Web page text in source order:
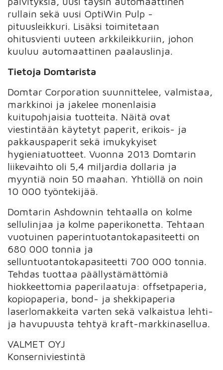
rullain sekä uusi OptiWin Pulp -
pituusleikkuri. Lisäksi toimitetaan
ohitusvienti uuteen arkkileikkuriin, johon
kuuluu automaattinen paalauslinja.
Tietoja Domtarista
Domtar Corporation suunnittelee, valmistaa,
markkinoi ja jakelee monenlaisia
kuitupohjaisia tuotteita. Näitä ovat
viestintään käytetyt paperit, erikois- ja
pakkauspaperit sekä imukykyiset
hygieniatuotteet. Vuonna 2013 Domtarin
liikevaihto oli 5,4 miljardia dollaria ja
myyntiä noin 50 maahan. Yhtiöllä on noin
10 000 työntekijää.
Domtarin Ashdownin tehtaalla on kolme
sellulinjaa ja kolme paperikonetta. Tehtaan
vuotuinen paperintuotantokapasiteetti on
680 000 tonnia ja
selluntuotantokapasiteetti 700 000 tonnia.
Tehdas tuottaa päällystämättömiä
hiokkeettomia paperilaatuja: offsetpaperia,
kopiopaperia, bond- ja shekkipaperia
laserlomakkeita varten sekä valkaistua lehti-
ja havupuusta tehtyä kraft-markkinasellua.
VALMET OYJ
Konserniviestintä